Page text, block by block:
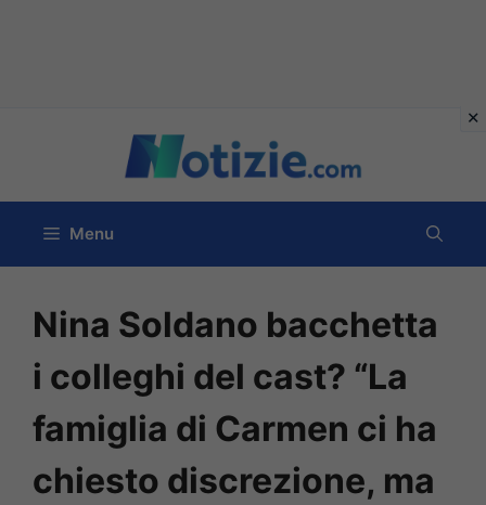
contenuto
Menu
Nina Soldano bacchetta
i colleghi del cast? “La
famiglia di Carmen ci ha
chiesto discrezione, ma